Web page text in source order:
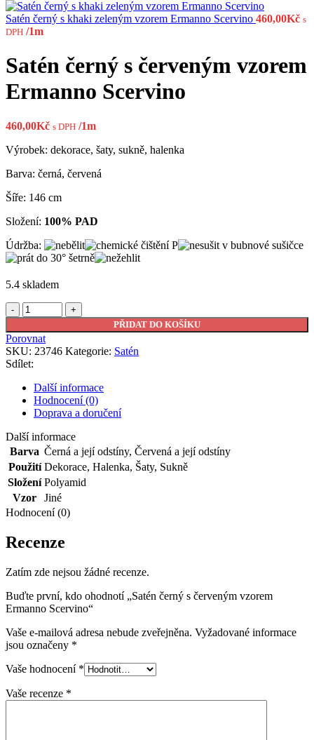
Satén černý s khaki zeleným vzorem Ermanno Scervino 460,00Kč s
DPH /1m
Satén černý s červeným vzorem
Ermanno Scervino
460,00Kč s DPH /1m
Výrobek: dekorace, šaty, sukně, halenka
Barva: černá, červená
Šíře: 146 cm
Složení: 100% PAD
Údržba:
5.4 skladem
Satén
černý
s
červeným
vzorem
Ermanno
Scervino
množství
PŘIDAT DO KOŠÍKU
Porovnat
SKU: 23746 Kategorie: Satén
Sdílet:
Další informace
Hodnocení (0)
Doprava a doručení
Další informace
Barva Černá a její odstíny, Červená a její odstíny
Použití Dekorace, Halenka, Šaty, Sukně
Složení Polyamid
Vzor
Jiné
Hodnocení (0)
Recenze
Zatím zde nejsou žádné recenze.
Buďte první, kdo ohodnotí „Satén černý s červeným vzorem
Ermanno Scervino“
Vaše e-mailová adresa nebude zveřejněna. Vyžadované informace
jsou označeny *
Vaše hodnocení *
Vaše recenze *